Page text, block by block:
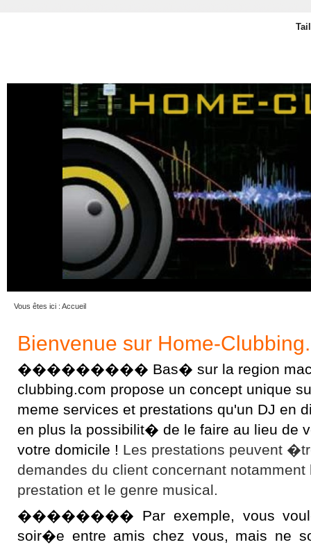
Vous êtes ici : Accueil
Bienvenue sur Home-
��������� Bas� sur la region
clubbing.com propose un concept unique
meme services et prestations qu'un DJ en
en plus la possibilit� de le faire au lieu de
votre domicile ! Les prestations peuvent
demandes du client concernant
prestation et le genre musical.
�������� Par exemple, vous
soir�e entre amis chez vous, mais ne